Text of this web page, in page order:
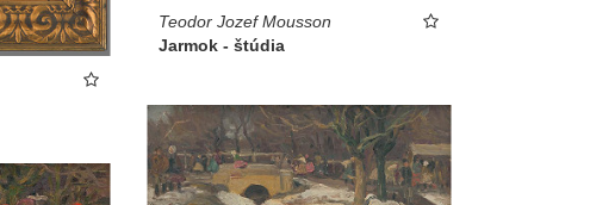
Teodor Jozef Mousson
Jarmok - štúdia